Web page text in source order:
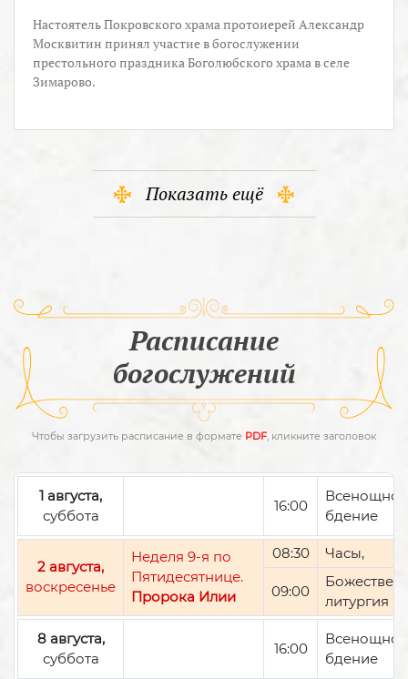
Настоятель Покровского храма протоиерей Александр
Москвитин принял участие в богослужении
престольного праздника Боголюбского храма в селе
Зимарово.
Показать ещё
Расписание
богослужений
Чтобы загрузить расписание в формате PDF, кликните заголовок
1 августа,
суббота
16:00
Всенощное
бдение
2 августа,
воскресенье
Неделя 9-я по
Пятидесятнице.
Пророка Илии
08:30 Часы,
09:00
литургия
8 августа,
суббота
16:00
Всенощное
бдение